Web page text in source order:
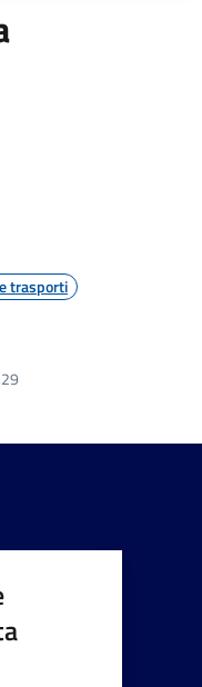
trasporti